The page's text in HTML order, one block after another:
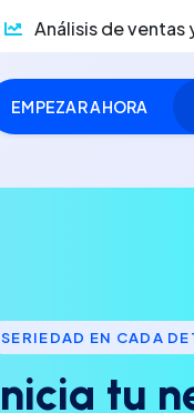
Análisis de ventas
EMPEZAR AHORA
SERIEDAD EN CADA
nicia tu n